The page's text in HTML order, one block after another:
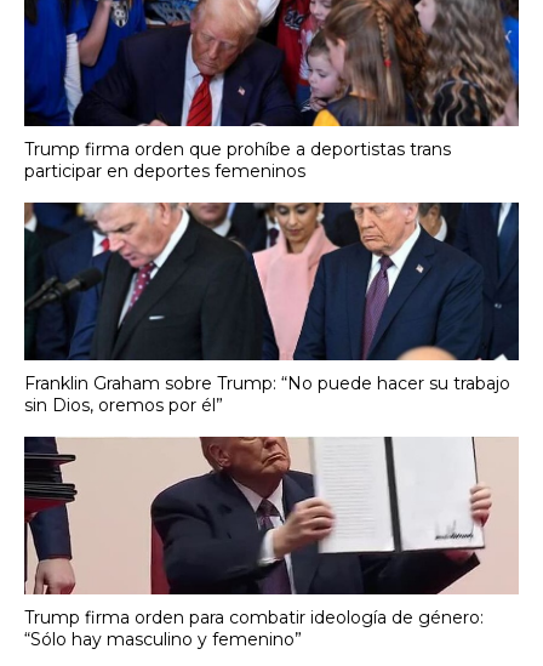
Trump firma orden que prohíbe a deportistas trans
participar en deportes femeninos
Franklin Graham sobre Trump: “No puede hacer su trabajo
sin Dios, oremos por él”
Trump firma orden para combatir ideología de género:
“Sólo hay masculino y femenino”